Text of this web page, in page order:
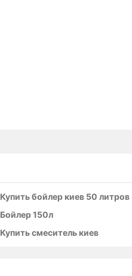
Купить бойлер киев 50 литров
Бойлер 150л
Купить смеситель киев